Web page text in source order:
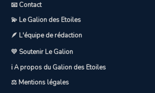
📧 Contact
💫 Le Galion des Etoiles
🪶 L'équipe de rédaction
💛 Soutenir Le Galion
ℹ️ A propos du Galion des Etoiles
⚖️ Mentions légales